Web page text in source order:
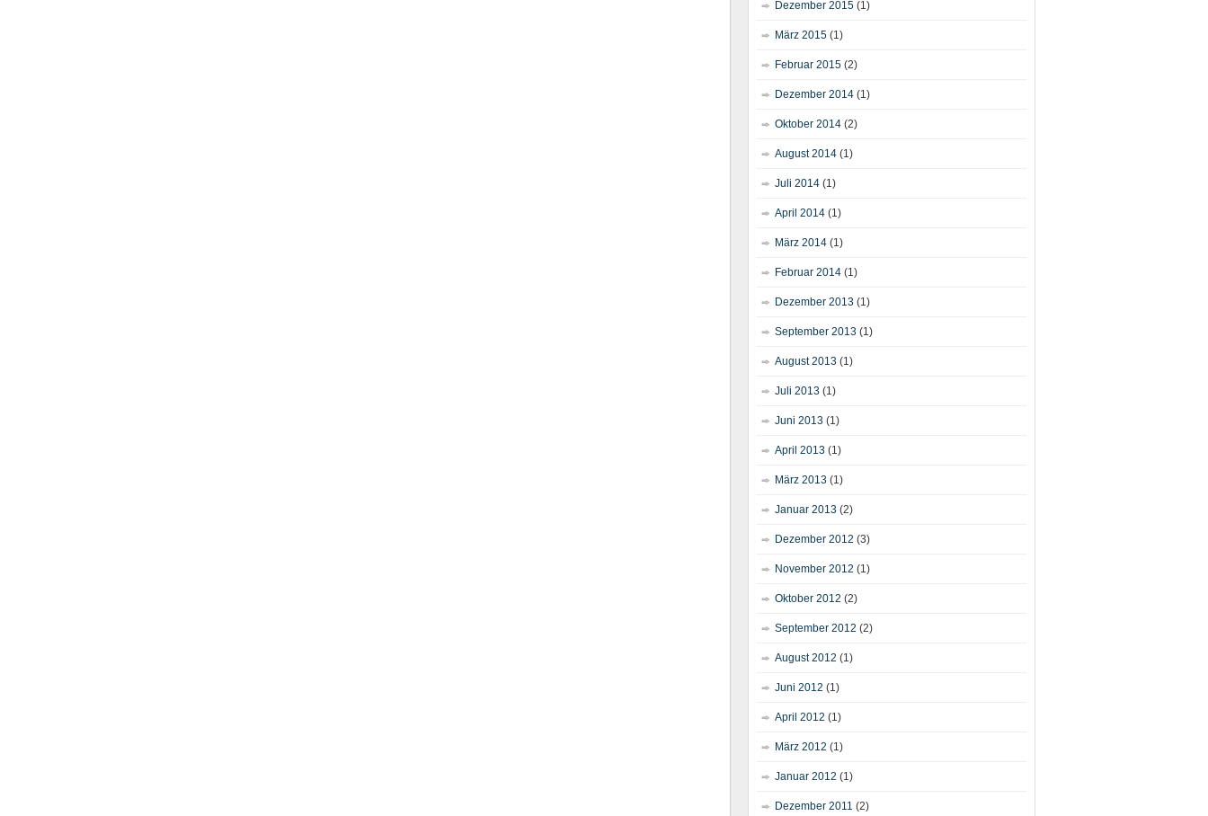
Dezember 2015 (1)
März 2015 (1)
Februar 2015 (2)
Dezember 2014 (1)
Oktober 2014 (2)
August 2014 (1)
Juli 2014 (1)
April 2014 (1)
März 2014 (1)
Februar 2014 (1)
Dezember 2013 (1)
September 2013 (1)
August 2013 (1)
Juli 2013 (1)
Juni 2013 (1)
April 2013 (1)
März 2013 (1)
Januar 2013 (2)
Dezember 2012 (3)
November 2012 (1)
Oktober 2012 (2)
September 2012 (2)
August 2012 (1)
Juni 2012 (1)
April 2012 (1)
März 2012 (1)
Januar 2012 (1)
Dezember 2011 (2)